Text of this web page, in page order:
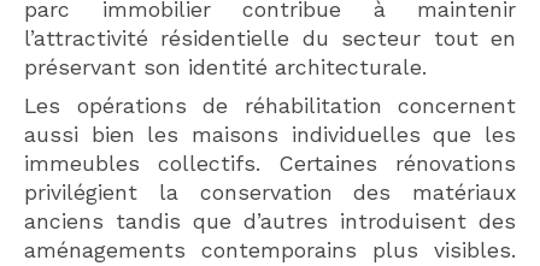
parc immobilier contribue à maintenir
l’attractivité résidentielle du secteur tout en
préservant son identité architecturale.
Les opérations de réhabilitation concernent
aussi bien les maisons individuelles que les
immeubles collectifs. Certaines rénovations
privilégient la conservation des matériaux
anciens tandis que d’autres introduisent des
aménagements contemporains plus visibles.